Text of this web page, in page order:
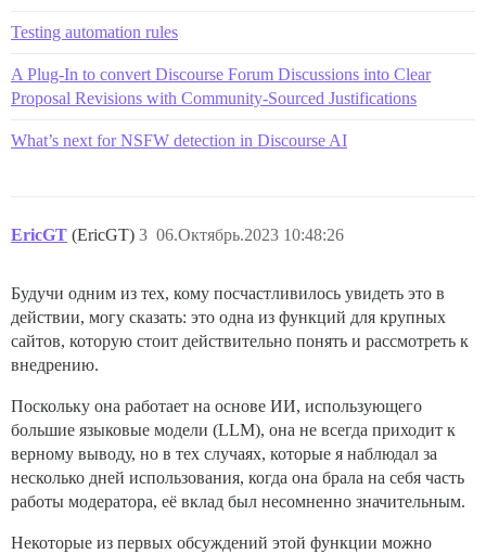
Testing automation rules
A Plug-In to convert Discourse Forum Discussions into Clear
Proposal Revisions with Community-Sourced Justifications
What’s next for NSFW detection in Discourse AI
EricGT (EricGT) 06.Октябрь.2023 10:48:26
3
Будучи одним из тех, кому посчастливилось увидеть это в
действии, могу сказать: это одна из функций для крупных
сайтов, которую стоит действительно понять и рассмотреть к
внедрению.
Поскольку она работает на основе ИИ, использующего
большие языковые модели (LLM), она не всегда приходит к
верному выводу, но в тех случаях, которые я наблюдал за
несколько дней использования, когда она брала на себя часть
работы модератора, её вклад был несомненно значительным.
Некоторые из первых обсуждений этой функции можно